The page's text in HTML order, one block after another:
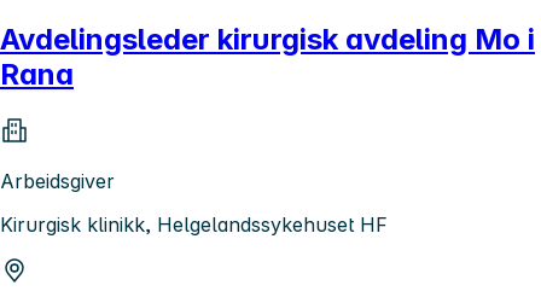
Avdelingsleder kirurgisk avdeling Mo i
Rana
Arbeidsgiver
Kirurgisk klinikk, Helgelandssykehuset HF